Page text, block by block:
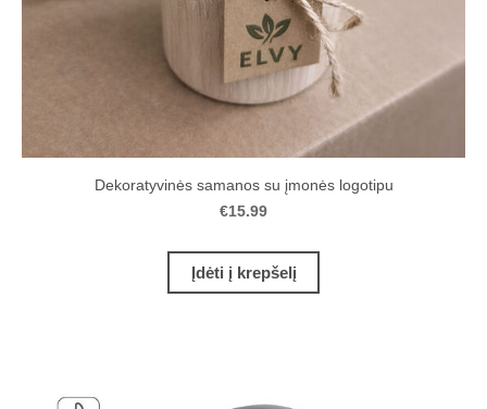
Dekoratyvinės samanos su įmonės logotipu
€15.99
Įdėti į krepšelį